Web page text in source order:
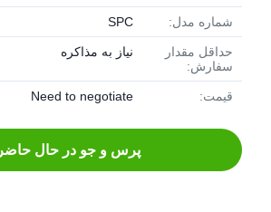
شماره مدل: SPC
حداقل مقدار
سفارش:
نیاز به مذاکره
قیمت: Need to negotiate
پرس و جو در حال حاضر